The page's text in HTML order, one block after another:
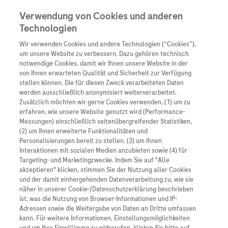
Unternehmen
Übersicht
Wer wir sind
Was uns antreibt
Unsere Standorte
Roche Stories
Events
Innovation
Übersicht
Forschung
Personalisierte
Digitalisierung
Blog Zukunftslabor
Übersicht
Unser Service für
Informationen zu
Diagnostik ist
Klinische Studien
Arzneimittel
Übersicht
Arzneimittel A-Z
Roche Pipeline
Roche Fachportal
Diagnostik
Kontakt
Presse
Karriere
Verwendung von Cookies und anderen
Technologien
Wir verwenden Cookies und andere Technologien (“Cookies”),
um unsere Website zu verbessern. Dazu gehören technisch
notwendige Cookies, damit wir Ihnen unsere Website in der
von Ihnen erwarteten Qualität und Sicherheit zur Verfügung
stellen können. Die für diesen Zweck verarbeiteten Daten
werden ausschließlich anonymisiert weiterverarbeitet.
Zusätzlich möchten wir gerne Cookies verwenden, (1) um zu
erfahren, wie unsere Website genutzt wird (Performance-
Messungen) einschließlich seitenübergreifender Statistiken,
(2) um Ihnen erweiterte Funktionalitäten und
Personalisierungen bereit zu stellen, (3) um Ihnen
Interaktionen mit sozialen Medien anzubieten sowie (4) für
Targeting- und Marketingzwecke. Indem Sie auf "Alle
akzeptieren" klicken, stimmen Sie der Nutzung aller Cookies
und der damit einhergehenden Datenverarbeitung zu, wie sie
näher in unserer Cookie-/Datenschutzerklärung beschrieben
ist, was die Nutzung von Browser-Informationen und IP-
Adressen sowie die Weitergabe von Daten an Dritte umfassen
kann. Für weitere Informationen, Einstellungsmöglichkeiten